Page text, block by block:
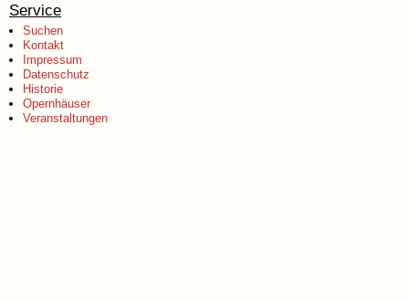
Service
Suchen
Kontakt
Impressum
Datenschutz
Historie
Opernhäuser
Veranstaltungen